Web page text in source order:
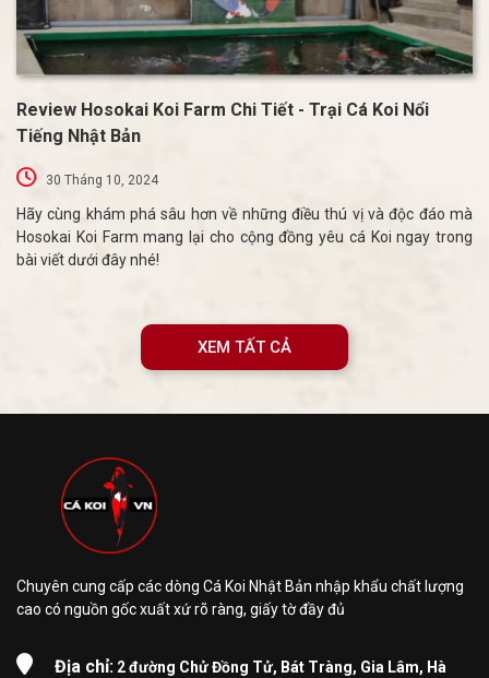
Review Hosokai Koi Farm Chi Tiết - Trại Cá Koi Nổi
Tiếng Nhật Bản
30 Tháng 10, 2024
Hãy cùng khám phá sâu hơn về những điều thú vị và độc đáo mà
Hosokai Koi Farm mang lại cho cộng đồng yêu cá Koi ngay trong
bài viết dưới đây nhé!
XEM TẤT CẢ
Chuyên cung cấp các dòng Cá Koi Nhật Bản nhập khẩu chất lượng
cao có nguồn gốc xuất xứ rõ ràng, giấy tờ đầy đủ
Địa chỉ: 2 đường Chử Đồng Tử, Bát Tràng, Gia Lâm, Hà